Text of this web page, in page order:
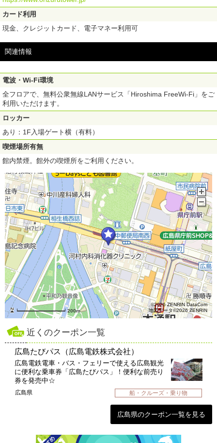
カード利用
現金、クレジットカード、電子マネー利用可
関連情報
電波・Wi-Fi環境
全フロアで、無料公衆無線LANサービス「Hiroshima FreeWi-Fi」をご
利用いただけます。
ロッカー
あり：1F入場ゲート横（有料）
喫煙場所有無
館内禁煙。館外の喫煙所をご利用ください。
200m
©2026 ZENRIN DataCom
地図データ©2026 ZENRIN
近くのクーポン一覧
広島たびパス（広島電鉄株式会社）
広島電鉄電車・バス・フェリーで使える広島観光
に便利な乗車券「広島たびパス」！便利な前売り
券を発売中☆
広島県 船・クルーズ・乗り物
広島県のクーポン一覧を見る